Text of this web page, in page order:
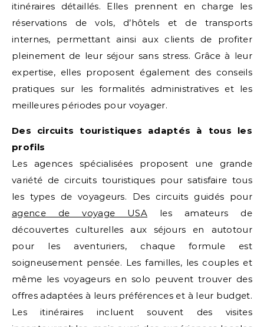
itinéraires détaillés. Elles prennent en charge les
réservations de vols, d’hôtels et de transports
internes, permettant ainsi aux clients de profiter
pleinement de leur séjour sans stress. Grâce à leur
expertise, elles proposent également des conseils
pratiques sur les formalités administratives et les
meilleures périodes pour voyager.
Des circuits touristiques adaptés à tous les
profils
Les agences spécialisées proposent une grande
variété de circuits touristiques pour satisfaire tous
les types de voyageurs. Des circuits guidés pour
agence de voyage USA les amateurs de
découvertes culturelles aux séjours en autotour
pour les aventuriers, chaque formule est
soigneusement pensée. Les familles, les couples et
même les voyageurs en solo peuvent trouver des
offres adaptées à leurs préférences et à leur budget.
Les itinéraires incluent souvent des visites